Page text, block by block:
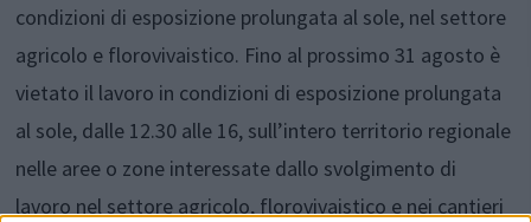
condizioni di esposizione prolungata al sole, nel settore
agricolo e florovivaistico. Fino al prossimo 31 agosto è
vietato il lavoro in condizioni di esposizione prolungata
al sole, dalle 12.30 alle 16, sull’intero territorio regionale
nelle aree o zone interessate dallo svolgimento di
lavoro nel settore agricolo, florovivaistico e nei cantieri